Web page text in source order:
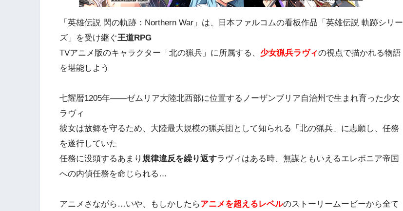
「英雄伝説 閃の軌跡：Northern War」は、日本ファルコムの看板作品「英雄伝説 軌跡シリー
ズ」を受け継ぐ王道RPG
TVアニメ版のキャラクター「北の猟兵」に所属する、 少女猟兵ラヴィの視点で描かれる物語
を堪能しよう
七耀暦1205年――ゼムリア大陸北西部に位置するノーザンブリア自治州で生まれ育った少女
ラヴィ
彼女は故郷を守るため、大陸最大規模の猟兵団として知られる「北の猟兵」に志願し、任務
を遂行していた
任務に没頭するあまり 規律違反を繰り返すラヴィはある時、無謀ともいえるエレボニア帝国
への内偵任務を命じられる…
アニメさながら…いや、もしかしたらアニメを超えるレベルのストーリームービーから全て